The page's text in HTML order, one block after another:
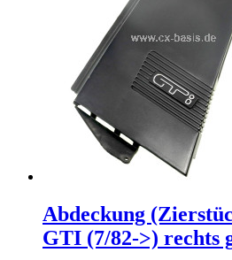
Abdeckung
GTI (7/82->) rechts